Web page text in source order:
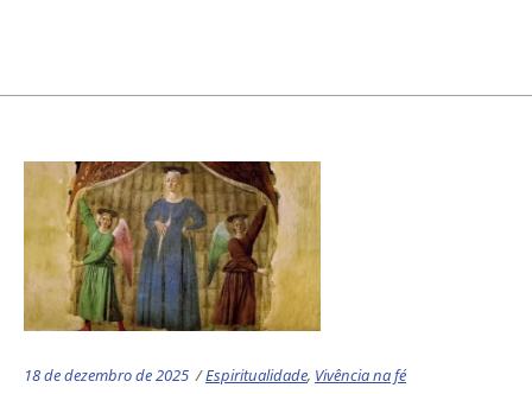
18 de dezembro de 2025 Categories:
Espiritualidade, Vivência na fé